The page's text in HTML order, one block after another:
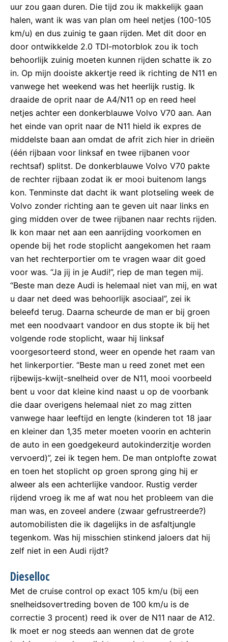
uur zou gaan duren. Die tijd zou ik makkelijk gaan
halen, want ik was van plan om heel netjes (100-105
km/u) en dus zuinig te gaan rijden. Met dit door en
door ontwikkelde 2.0 TDI-motorblok zou ik toch
behoorlijk zuinig moeten kunnen rijden schatte ik zo
in. Op mijn dooiste akkertje reed ik richting de N11 en
vanwege het weekend was het heerlijk rustig. Ik
draaide de oprit naar de A4/N11 op en reed heel
netjes achter een donkerblauwe Volvo V70 aan. Aan
het einde van oprit naar de N11 hield ik expres de
middelste baan aan omdat de afrit zich hier in drieën
(één rijbaan voor linksaf en twee rijbanen voor
rechtsaf) splitst. De donkerblauwe Volvo V70 pakte
de rechter rijbaan zodat ik er mooi buitenom langs
kon. Tenminste dat dacht ik want plotseling week de
Volvo zonder richting aan te geven uit naar links en
ging midden over de twee rijbanen naar rechts rijden.
Ik kon maar net aan een aanrijding voorkomen en
opende bij het rode stoplicht aangekomen het raam
van het rechterportier om te vragen waar dit goed
voor was. “Ja jij in je Audi!”, riep de man tegen mij.
“Beste man deze Audi is helemaal niet van mij, en wat
u daar net deed was behoorlijk asociaal”, zei ik
beleefd terug. Daarna scheurde de man er bij groen
met een noodvaart vandoor en dus stopte ik bij het
volgende rode stoplicht, waar hij linksaf
voorgesorteerd stond, weer en opende het raam van
het linkerportier. “Beste man u reed zonet met een
rijbewijs-kwijt-snelheid over de N11, mooi voorbeeld
bent u voor dat kleine kind naast u op de voorbank
die daar overigens helemaal niet zo mag zitten
vanwege haar leeftijd en lengte (kinderen tot 18 jaar
en kleiner dan 1,35 meter moeten voorin en achterin
de auto in een goedgekeurd autokinderzitje worden
vervoerd)”, zei ik tegen hem. De man ontplofte zowat
en toen het stoplicht op groen sprong ging hij er
alweer als een achterlijke vandoor. Rustig verder
rijdend vroeg ik me af wat nou het probleem van die
man was, en zoveel andere (zwaar gefrustreerde?)
automobilisten die ik dagelijks in de asfaltjungle
tegenkom. Was hij misschien stinkend jaloers dat hij
zelf niet in een Audi rijdt?
Dieselloc
Met de cruise control op exact 105 km/u (bij een
snelheidsovertreding boven de 100 km/u is de
correctie 3 procent) reed ik over de N11 naar de A12.
Ik moet er nog steeds aan wennen dat de grote